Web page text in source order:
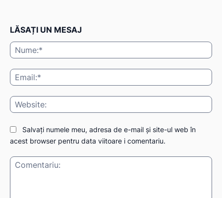
LĂSAȚI UN MESAJ
Salvați numele meu, adresa de e-mail și site-ul web în
acest browser pentru data viitoare i comentariu.